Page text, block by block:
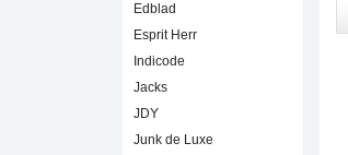
Edblad
Esprit Herr
Indicode
Jacks
JDY
Junk de Luxe